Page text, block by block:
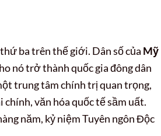
ba trên thế giới. Dân số của Mỹ
nó trở thành quốc gia đông dân
trung tâm chính trị quan trọng,
văn hóa quốc tế sầm uất.
năm, kỷ niệm Tuyên ngôn Độc